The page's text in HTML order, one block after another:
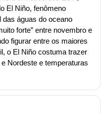
El Niño, fenômeno
das águas do oceano
forte” entre novembro e
figurar entre os maiores
o El Niño costuma trazer
Nordeste e temperaturas